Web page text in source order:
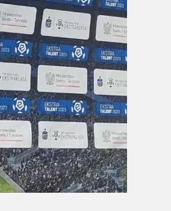
2020
2020
2020